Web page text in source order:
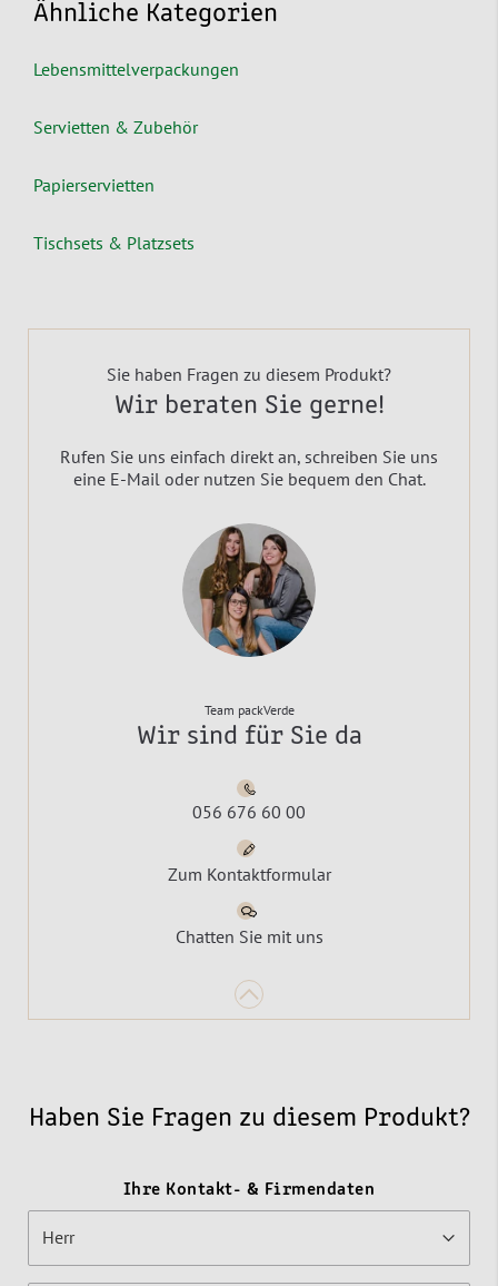
Ähnliche Kategorien
Lebensmittelverpackungen
Servietten & Zubehör
Papierservietten
Tischsets & Platzsets
Sie haben Fragen zu diesem Produkt?
Wir beraten Sie gerne!
Rufen Sie uns einfach direkt an, schreiben Sie uns
eine E-Mail oder nutzen Sie bequem den Chat.
Team packVerde
Wir sind für Sie da
056 676 60 00
Zum Kontaktformular
Chatten Sie mit uns
Haben Sie Fragen zu diesem Produkt?
Ihre Kontakt- & Firmendaten